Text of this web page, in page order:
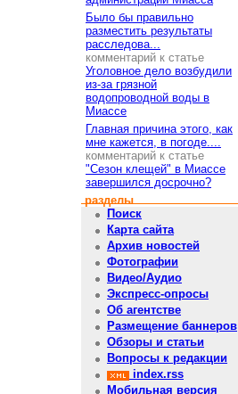
Было бы правильно
разместить результаты
расследова...
комментарий к статье
Уголовное дело возбудили
из-за грязной
водопроводной воды в
Миассе
Главная причина этого, как
мне кажется, в погоде....
комментарий к статье
"Сезон клещей" в Миассе
завершился досрочно?
разделы
Поиск
Карта сайта
Архив новостей
Фотографии
Видео/Аудио
Экспресс-опросы
Об агентстве
Размещение баннеров
Обзоры и статьи
Вопросы к редакции
index.rss
Мобильная версия